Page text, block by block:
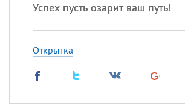
Успех пусть озарит ваш путь!
Открытка